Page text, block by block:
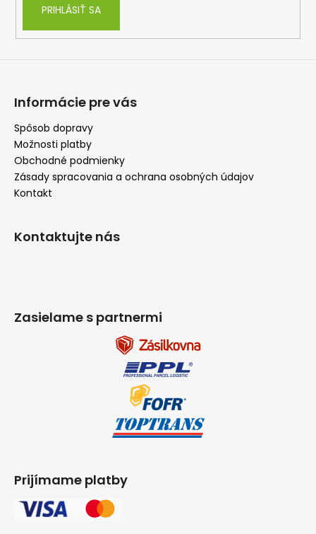
PRIHLÁSIŤ SA
Informácie pre vás
Spôsob dopravy
Možnosti platby
Obchodné podmienky
Zásady spracovania a ochrana osobných údajov
Kontakt
Kontaktujte nás
Zasielame s partnermi
Prijímame platby